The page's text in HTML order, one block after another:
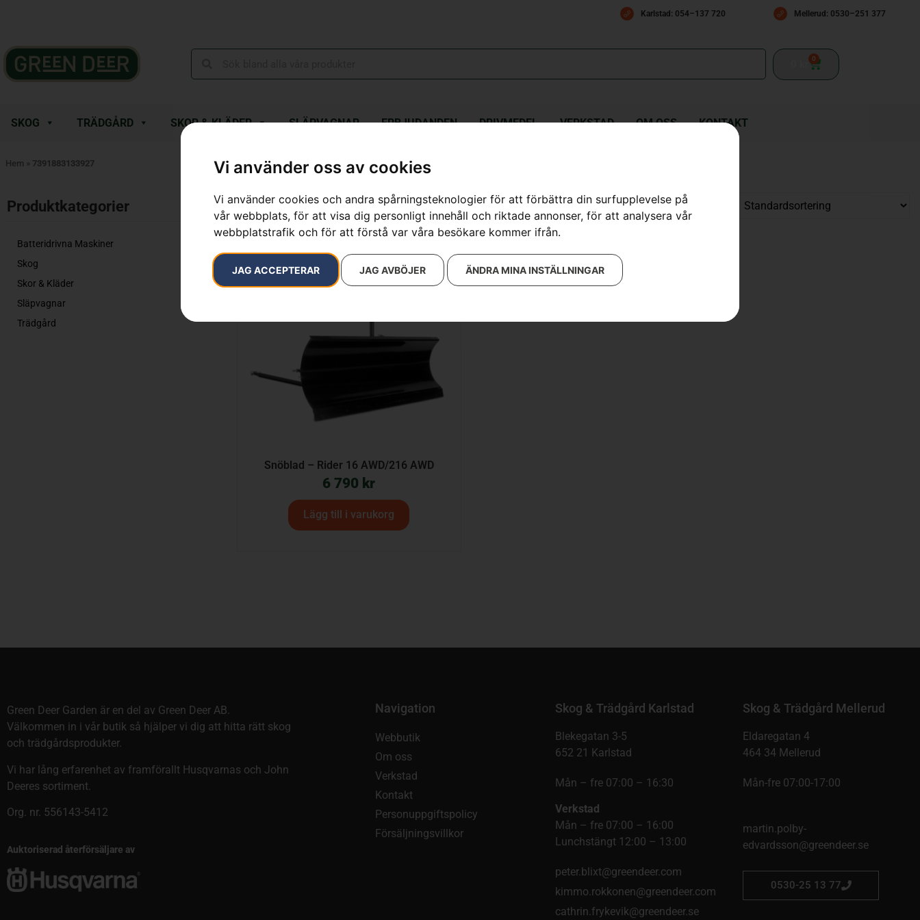
Vi använder oss av cookies
Vi använder cookies och andra spårningsteknologier för att förbättra din surfupplevelse på
vår webbplats, för att visa dig personligt innehåll och riktade annonser, för att analysera vår
webbplatstrafik och för att förstå var våra besökare kommer ifrån.
JAG ACCEPTERAR JAG AVBÖJER ÄNDRA MINA INSTÄLLNINGAR
Karlstad: 054–137 720 Mellerud: 0530–251 377
kr 0
SKOG TRÄDGÅRD SKOR & KLÄDER SLÄPVAGNAR ERBJUDANDEN DRIVMEDEL VERKSTAD OM OSS KONTAKT
Hem » 7391883133927
Produktkategorier​
Batteridrivna Maskiner
Skog
Skor & Kläder
Släpvagnar
Trädgård
Endast ett sökresultat
Snöblad – Rider 16 AWD/216 AWD
6 790 kr
Lägg till i varukorg
Green Deer Garden är en del av Green Deer AB.
Välkommen in i vår butik så hjälper vi dig att hitta rätt skog
och trädgårdsprodukter.
Vi har lång erfarenhet av framförallt Husqvarnas och John
Deeres sortiment.
Org. nr. 556143-5412
Auktoriserad återförsäljare av
Navigation
Webbutik
Om oss
Verkstad
Kontakt
Personuppgiftspolicy
Försäljningsvillkor
Skog & Trädgård Karlstad
Blekegatan 3-5
652 21 Karlstad
Mån – fre 07:00 – 16:30
Verkstad
Mån – fre 07:00 – 16:00
Lunchstängt 12:00 – 13:00
peter.blixt@greendeer.com
kimmo.rokkonen@greendeer.com
cathrin.frykevik@greendeer.se
Skog & Trädgård Mellerud
Eldaregatan 4
464 34 Mellerud
Mån-fre 07:00-17:00
martin.polby-
edvardsson@greendeer.se
0530-25 13 77